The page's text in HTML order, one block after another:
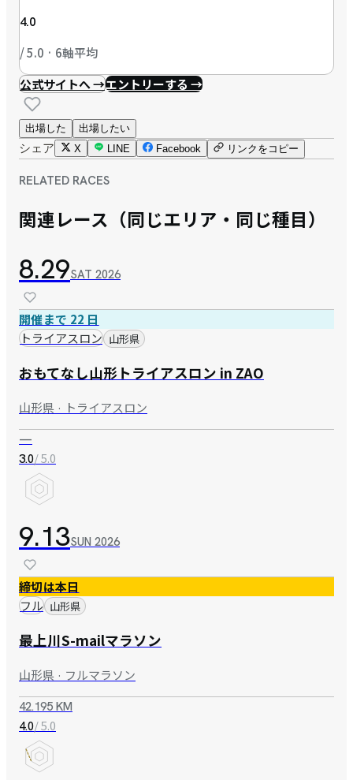
4.0
/ 5.0 · 6軸平均
公式サイトへ →エントリーする →
出場した 出場したい
シェア X LINE Facebook リンクをコピー
RELATED RACES
関連レース（同じエリア・同じ種目）
8.29SAT 2026
開催まで 22 日
トライアスロン 山形県
おもてなし山形トライアスロン in ZAO
山形県 · トライアスロン
—
3.0/ 5.0
9.13SUN 2026
締切は本日
フル 山形県
最上川S-mailマラソン
山形県 · フルマラソン
42.195 KM
4.0/ 5.0